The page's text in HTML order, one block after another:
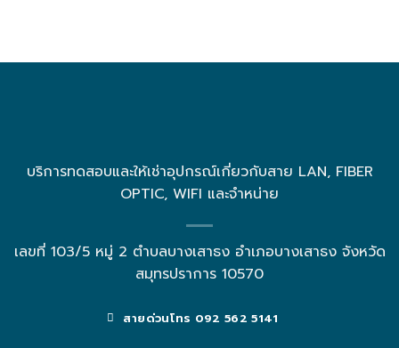
บริการทดสอบและให้เช่าอุปกรณ์เกี่ยวกับสาย LAN, FIBER
OPTIC, WIFI และจำหน่าย
เลขที่ 103/5 หมู่ 2 ตำบลบางเสาธง อำเภอบางเสาธง จังหวัด
สมุทรปราการ 10570
สายด่วนโทร 092 562 5141